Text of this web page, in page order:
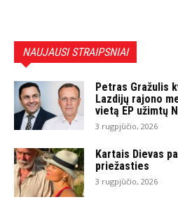
NAUJAUSI STRAIPSNIAI
Petras Gražulis
Lazdijų rajono
vietą EP užimtų
3 rugpjūčio, 2026
Kartais Dievas
priežasties
3 rugpjūčio, 2026